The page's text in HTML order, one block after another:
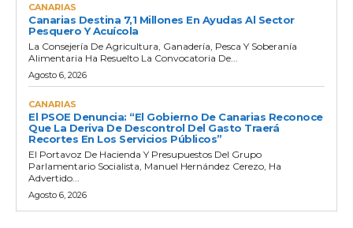
CANARIAS
Canarias Destina 7,1 Millones En Ayudas Al Sector
Pesquero Y Acuícola
La Consejería De Agricultura, Ganadería, Pesca Y Soberanía
Alimentaria Ha Resuelto La Convocatoria De...
Agosto 6, 2026
CANARIAS
El PSOE Denuncia: “El Gobierno De Canarias Reconoce
Que La Deriva De Descontrol Del Gasto Traerá
Recortes En Los Servicios Públicos”
El Portavoz De Hacienda Y Presupuestos Del Grupo
Parlamentario Socialista, Manuel Hernández Cerezo, Ha
Advertido...
Agosto 6, 2026